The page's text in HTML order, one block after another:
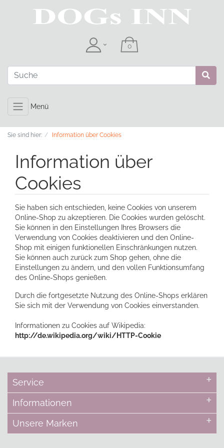
Menü
Sie sind hier: Information über Cookies
Information über
Cookies
Sie haben sich entschieden, keine Cookies von unserem
Online-Shop zu akzeptieren. Die Cookies wurden gelöscht.
Sie können in den Einstellungen Ihres Browsers die
Verwendung von Cookies deaktivieren und den Online-
Shop mit einigen funktionellen Einschränkungen nutzen.
Sie können auch zurück zum Shop gehen, ohne die
Einstellungen zu ändern, und den vollen Funktionsumfang
des Online-Shops genießen.
Durch die fortgesetzte Nutzung des Online-Shops erklären
Sie sich mit der Verwendung von Cookies einverstanden.
Informationen zu Cookies auf Wikipedia:
http://de.wikipedia.org/wiki/HTTP-Cookie
Service
Informationen
Unsere Marken